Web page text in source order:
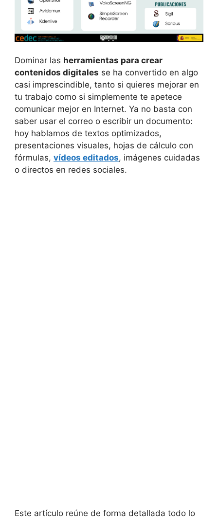
Dominar las herramientas para crear
contenidos digitales se ha convertido en algo
casi imprescindible, tanto si quieres mejorar en
tu trabajo como si simplemente te apetece
comunicar mejor en Internet. Ya no basta con
saber usar el correo o escribir un documento:
hoy hablamos de textos optimizados,
presentaciones visuales, hojas de cálculo con
fórmulas, vídeos editados, imágenes cuidadas
o directos en redes sociales.
Este artículo reúne de forma detallada todo lo